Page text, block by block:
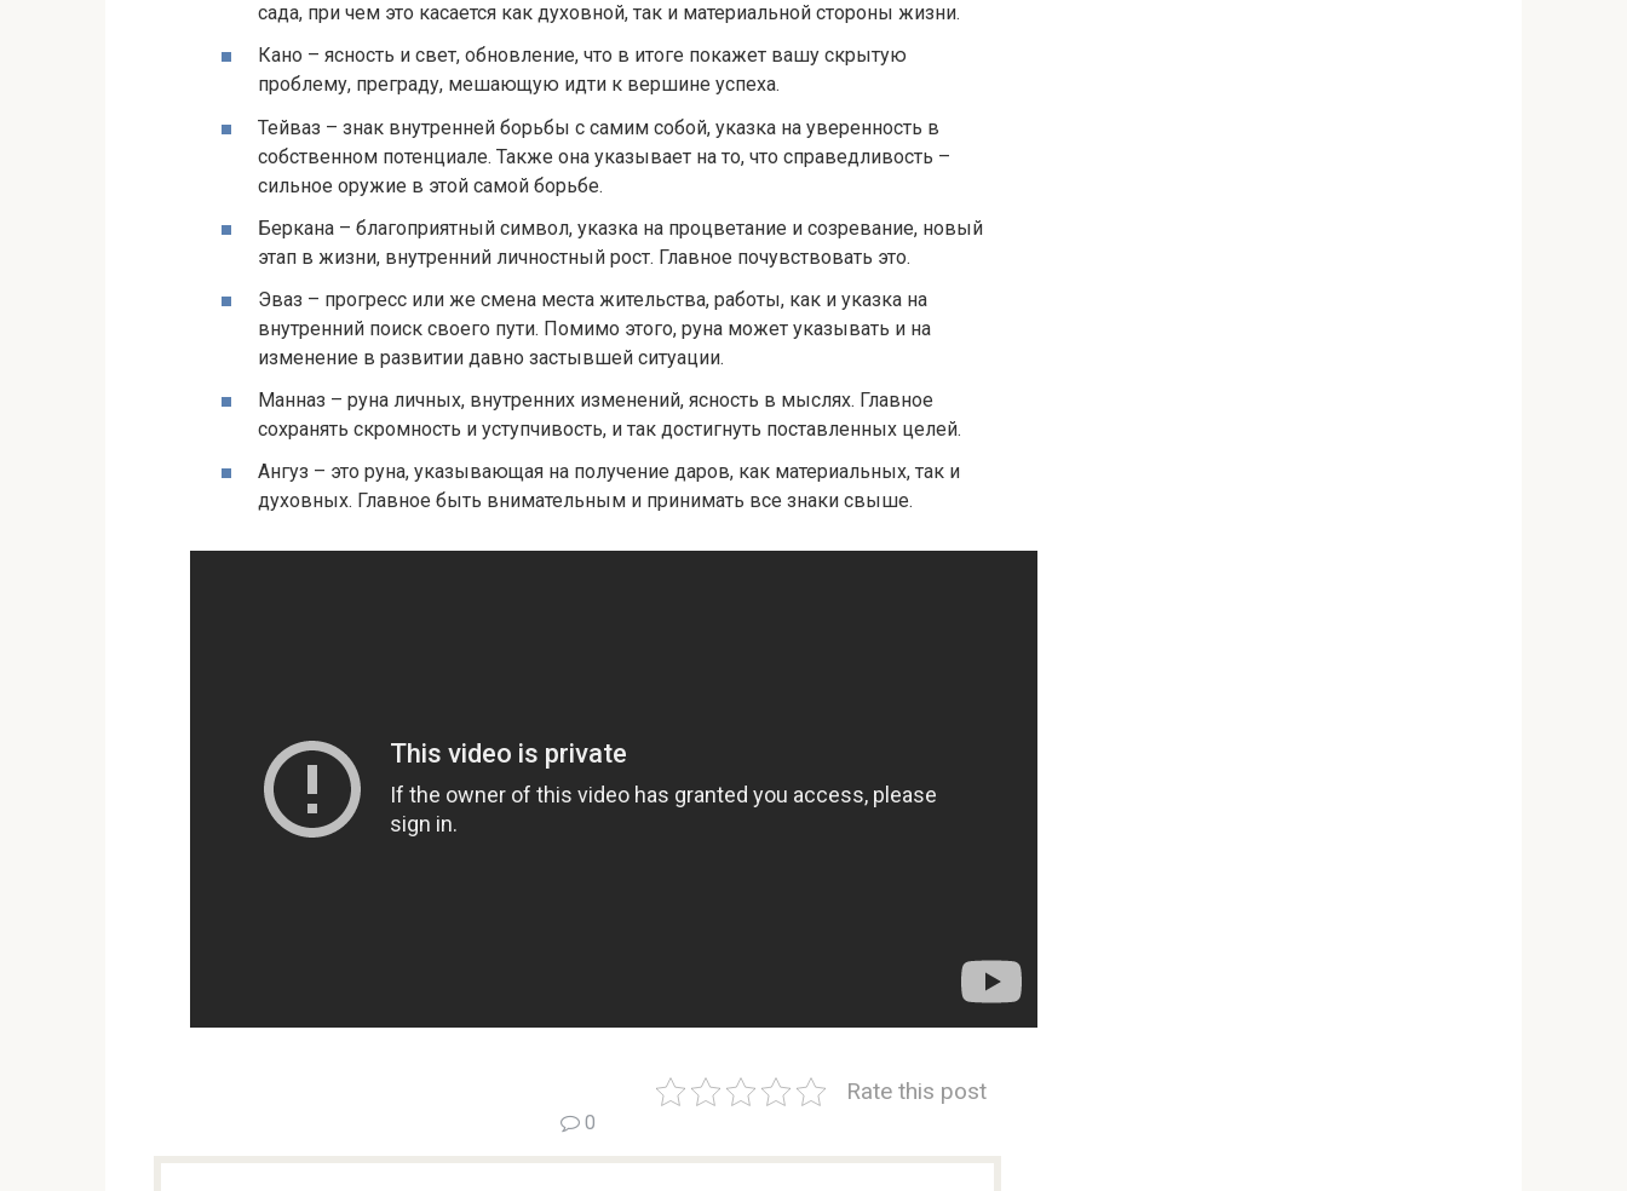
сада, при чем это касается как духовной, так и материальной стороны жизни.
Кано – ясность и свет, обновление, что в итоге покажет вашу скрытую
проблему, преграду, мешающую идти к вершине успеха.
Тейваз – знак внутренней борьбы с самим собой, указка на уверенность в
собственном потенциале. Также она указывает на то, что справедливость –
сильное оружие в этой самой борьбе.
Беркана – благоприятный символ, указка на процветание и созревание, новый
этап в жизни, внутренний личностный рост. Главное почувствовать это.
Эваз – прогресс или же смена места жительства, работы, как и указка на
внутренний поиск своего пути. Помимо этого, руна может указывать и на
изменение в развитии давно застывшей ситуации.
Манназ – руна личных, внутренних изменений, ясность в мыслях. Главное
сохранять скромность и уступчивость, и так достигнуть поставленных целей.
Ангуз – это руна, указывающая на получение даров, как материальных, так и
духовных. Главное быть внимательным и принимать все знаки свыше.
Rate this post
0